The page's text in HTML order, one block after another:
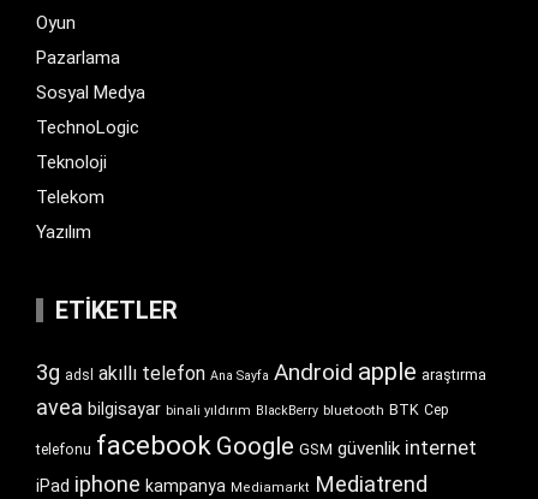
Oyun
Pazarlama
Sosyal Medya
TechnoLogic
Teknoloji
Telekom
Yazılım
ETIKETLER
3g adsl akıllı telefon Ana Sayfa Android apple araştırma
avea bilgisayar binali yıldırım BlackBerry bluetooth BTK Cep
telefonu facebook Google GSM güvenlik internet
iPad iphone kampanya Mediamarkt Mediatrend